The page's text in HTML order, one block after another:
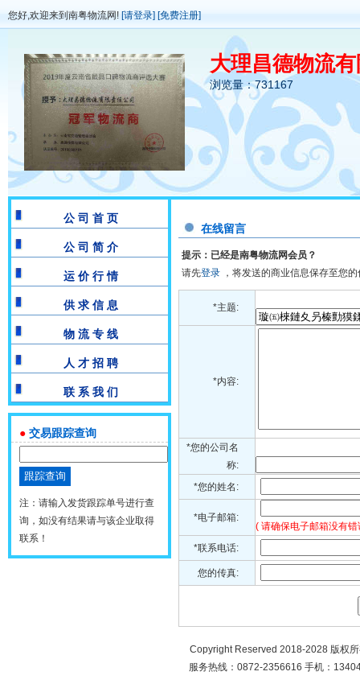
您好,欢迎来到南粤物流网! [请登录] [免费注册]
大理昌德物流
浏览量：731167
公 司 首 页
公 司 简 介
运 价 行 情
供 求 信 息
物 流 专 线
人 才 招 聘
联 系 我 们
● 交易跟踪查询
注：请输入发货跟踪单号进行查
询，如没有结果请与该企业取得
联系！
在线留言
提示：已经是南粤物流网会员？
请先登录 ，将发送的商业信息保存至您
*主题:
*内容:
*您的公司名
称:
*您的姓名:
*电子邮箱:
( 请确保电子邮箱没有
*联系电话:
您的传真:
Copyright Reserved 2018-2028 版权
服务热线：0872-2356616 手机：